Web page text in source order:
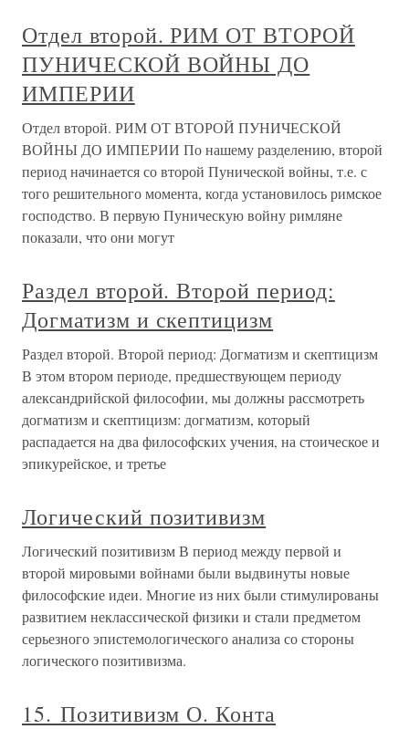
Отдел второй. РИМ ОТ ВТОРОЙ
ПУНИЧЕСКОЙ ВОЙНЫ ДО
ИМПЕРИИ
Отдел второй. РИМ ОТ ВТОРОЙ ПУНИЧЕСКОЙ
ВОЙНЫ ДО ИМПЕРИИ По нашему разделению, второй
период начинается со второй Пунической войны, т.е. с
того решительного момента, когда установилось римское
господство. В первую Пуническую войну римляне
показали, что они могут
Раздел второй. Второй период:
Догматизм и скептицизм
Раздел второй. Второй период: Догматизм и скептицизм
В этом втором периоде, предшествующем периоду
александрийской философии, мы должны рассмотреть
догматизм и скептицизм: догматизм, который
распадается на два философских учения, на стоическое и
эпикурейское, и третье
Логический позитивизм
Логический позитивизм В период между первой и
второй мировыми войнами были выдвинуты новые
философские идеи. Многие из них были стимулированы
развитием неклассической физики и стали предметом
серьезного эпистемологического анализа со стороны
логического позитивизма.
15. Позитивизм О. Конта